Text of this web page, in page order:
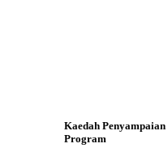
Kaedah Penyampaian
Program